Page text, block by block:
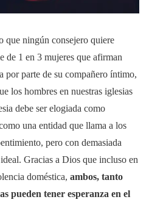
que ningún consejero quiere
de 1 en 3 mujeres que afirman
por parte de su compañero íntimo,
los hombres en nuestras iglesias
debe ser elogiada como
una entidad que llama a los
pero con demasiada
Gracias a Dios que incluso en
doméstica, ambos, tanto
pueden tener esperanza en el